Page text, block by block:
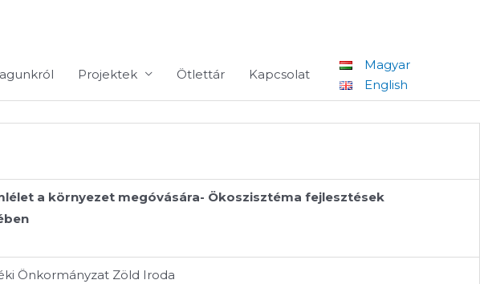
Projektek Ötlettár Kapcsolat
Magyar
English
a környezet megóvására- Ökoszisztéma fejlesztések
Önkormányzat Zöld Iroda